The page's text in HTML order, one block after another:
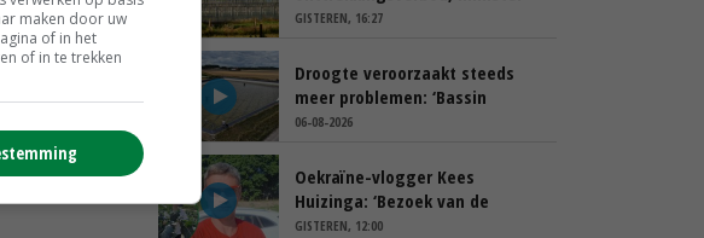
spreekt van ‘ondernemersrisico’
GISTEREN, 16:27
Droogte veroorzaakt steeds
meer problemen: ‘Bassin
afgelopen week al leeg’
06-08-2026
Oekraïne-vlogger Kees
Huizinga: ‘Bezoek van de
ambassade mag zelf groente
GISTEREN, 12:00
maken door uw
of in het
of in te trekken